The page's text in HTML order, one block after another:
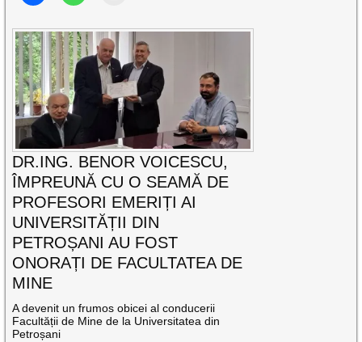
DR.ING. BENOR VOICESCU,
ÎMPREUNĂ CU O SEAMĂ DE
PROFESORI EMERIȚI AI
UNIVERSITĂȚII DIN
PETROȘANI AU FOST
ONORAȚI DE FACULTATEA DE
MINE
A devenit un frumos obicei al conducerii
Facultății de Mine de la Universitatea din
Petroșani